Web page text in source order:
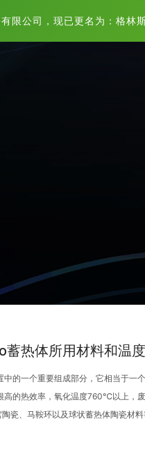
限公司，现已更名为：格林
热体所用材料和温度
的一个重要组成部分，它相当于
的热效率，氧化温度760℃以上，
瓷、马鞍环以及球状蓄热体陶瓷材